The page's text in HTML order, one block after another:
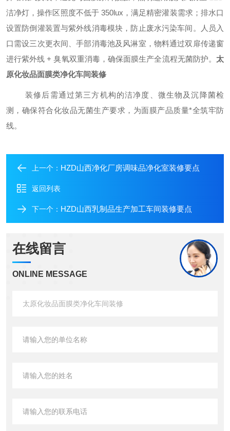
洁净灯，操作区照度不低于 350lux，满足精密灌装需求；排水口
设置防倒灌装置与紫外线消毒模块，防止废水污染车间。人员入
口需设三次更衣间、手部消毒池及风淋室，物料通过双扉传递窗
进行紫外线 + 臭氧双重消毒，确保面膜生产全流程无菌防护。 太
原化妆品面膜类净化车间装修
装修后需通过第三方机构的洁净度、微生物及沉降菌检
测，确保符合化妆品无菌生产要求，为面膜产品质量*全筑牢防
线。
上一个： HZD山西净化厂房调味品净化室装修要点
返回列表
下一个： HZD山西乳制品生产加工车间装修要点
在线留言
ONLINE MESSAGE